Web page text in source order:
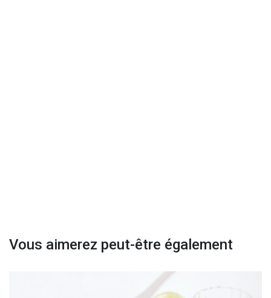
Vous aimerez peut-être également